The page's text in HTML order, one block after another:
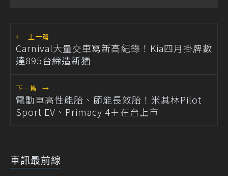
← 上一篇
Carnival大量交車寫新高紀錄！Kia四月掛牌數
達895台締造新猶
下一篇 →
電動車高性能胎、節能長效胎！米其林Pilot
Sport EV、Primacy 4＋在台上市
車訊最前線